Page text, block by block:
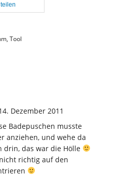
teilen
, Tool
Dezember 2011
Badepuschen musste
anziehen, und wehe da
drin, das war die Hölle
richtig auf den